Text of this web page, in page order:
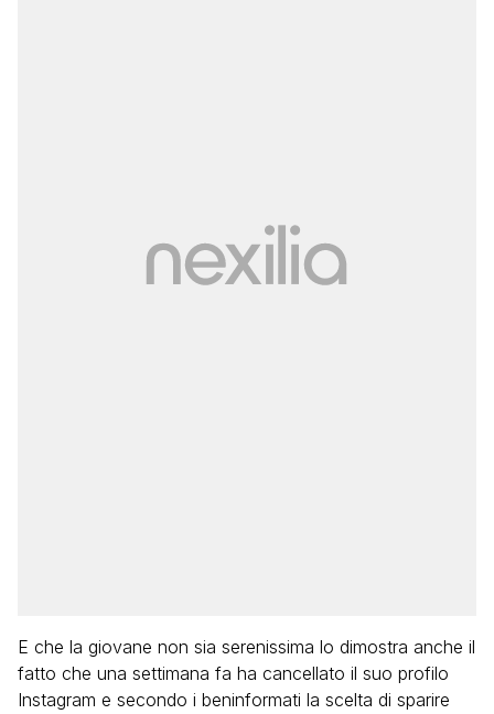
E che la giovane non sia serenissima lo dimostra anche il
fatto che una settimana fa ha cancellato il suo profilo
Instagram e secondo i beninformati la scelta di sparire